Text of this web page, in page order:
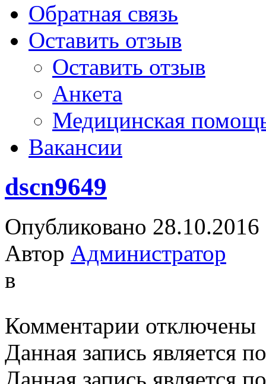
Обратная связь
Оставить отзыв
Оставить отзыв
Анкета
Медицинская
Вакансии
dscn9649
Опубликовано 28.10.2016
Автор Администратор
в
Комментарии записи
отключены
Данная запись является
Данная запись является